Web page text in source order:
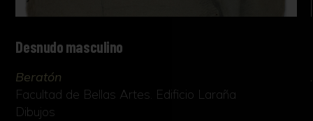
Desnudo masculino
Beratón
Facultad de Bellas Artes. Edificio Laraña
Dibujos